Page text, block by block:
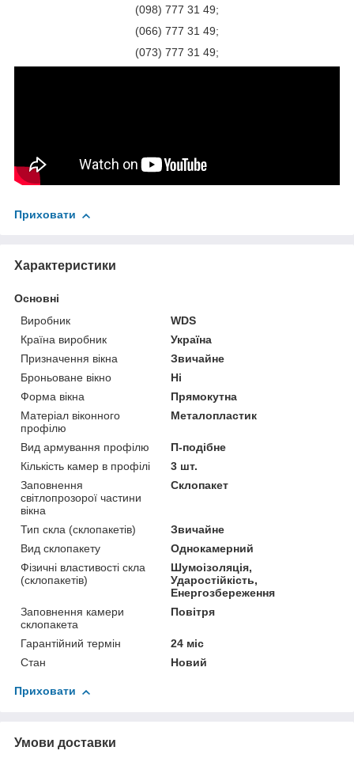
(098) 777 31 49;
(066) 777 31 49;
(073) 777 31 49;
Приховати
Характеристики
Основні
Виробник
WDS
Країна виробник
Україна
Призначення вікна
Звичайне
Броньоване вікно
Ні
Форма вікна
Прямокутна
Матеріал віконного
профілю
Металопластик
Вид армування профілю
П-подібне
Кількість камер в профілі
3 шт.
Заповнення
світлопрозорої частини
вікна
Склопакет
Тип скла (склопакетів)
Звичайне
Вид склопакету
Однокамерний
Фізичні властивості скла
(склопакетів)
Шумоізоляція,
Ударостійкість,
Енергозбереження
Заповнення камери
склопакета
Повітря
Гарантійний термін
24 міс
Стан
Новий
Приховати
Умови доставки